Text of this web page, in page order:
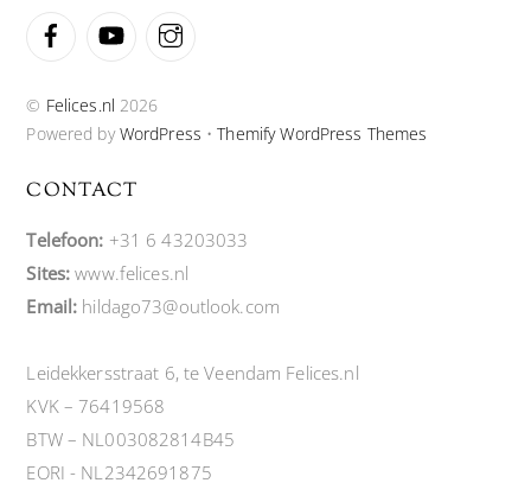
FacebookYouTube
© Felices.nl 2026
Powered byWordPress •Themify WordPress Themes
CONTACT
Telefoon: +31 6 43203033
Sites: www.felices.nl
Email: hildago73@outlook.com
Leidekkersstraat 6, te Veendam Felices.nl
KVK – 76419568
BTW – NL003082814B45
EORI - NL2342691875